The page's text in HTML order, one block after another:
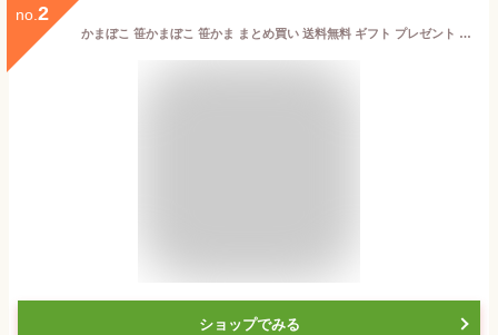
no. 2
かまぼこ 笹かまぼこ 笹かま まとめ買い 送料無料 ギフト プレゼント お返し 仙台 蒲鉾 内祝い セット 詰め合わせ 贈り物 おつまみ 惣菜 お礼 送料無料 大漁旗 東北 宮城 仙台 お土産 名物 特産品 練り物 帰省 高級 魚 天然塩 男性 女性
ショップでみる